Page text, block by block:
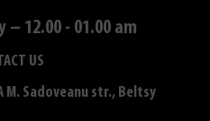
– 12.00 - 01.00 am
US
M. Sadoveanu str., Beltsy